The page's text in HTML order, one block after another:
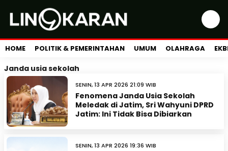
HOME POLITIK & PEMERINTAHAN UMUM OLAHRAGA
Janda usia sekolah
SENIN, 13 APR 2026 21:09 WIB
Fenomena Janda Usia Sekolah
Meledak di Jatim, Sri Wahyuni DPRD
Jatim: Ini Tidak Bisa Dibiarkan
SENIN, 13 APR 2026 19:36 WIB